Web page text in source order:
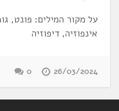
על מקור המילים: פונט,
אינפוזיה, דיפוזיה
26/03/2024
0